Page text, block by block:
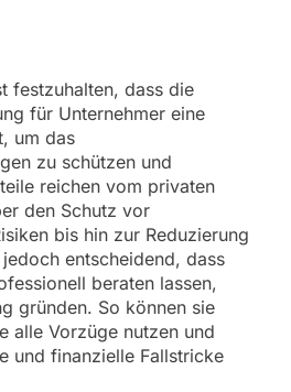
festzuhalten, dass die
für Unternehmer eine
um das
zu schützen und
reichen vom privaten
den Schutz vor
bis hin zur Reduzierung
entscheidend, dass
beraten lassen,
gründen. So können sie
alle Vorzüge nutzen und
und finanzielle Fallstricke